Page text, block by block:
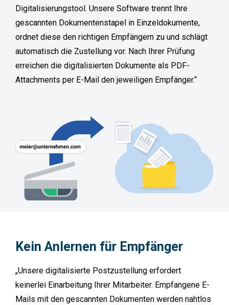
Digitalisierungstool. Unsere Software trennt Ihre
gescannten Dokumentenstapel in Einzeldokumente,
ordnet diese den richtigen Empfängern zu und schlägt
automatisch die Zustellung vor. Nach Ihrer Prüfung
erreichen die digitalisierten Dokumente als PDF-
Attachments per E-Mail den jeweiligen Empfänger.“
Kein Anlernen für Empfänger
„Unsere digitalisierte Postzustellung erfordert
keinerlei Einarbeitung Ihrer Mitarbeiter. Empfangene E-
Mails mit den gescannten Dokumenten werden nahtlos